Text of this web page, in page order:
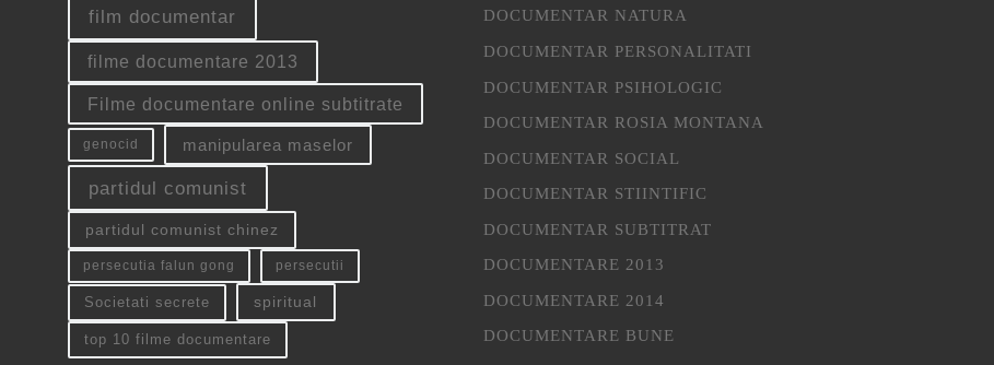
film documentar
filme documentare 2013
Filme documentare online subtitrate
genocid manipularea maselor
partidul comunist
partidul comunist chinez
persecutia falun gong persecutii
Societati secrete spiritual
top 10 filme documentare
DOCUMENTAR NATURA
DOCUMENTAR PERSONALITATI
DOCUMENTAR PSIHOLOGIC
DOCUMENTAR ROSIA MONTANA
DOCUMENTAR SOCIAL
DOCUMENTAR STIINTIFIC
DOCUMENTAR SUBTITRAT
DOCUMENTARE 2013
DOCUMENTARE 2014
DOCUMENTARE BUNE